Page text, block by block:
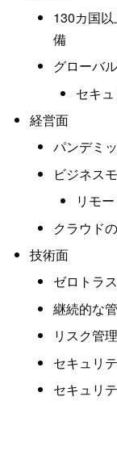
130カ国
備
グローバ
セキ
経営面
パンデミ
ビジネス
リモ
クラウド
技術面
ゼロトラ
継続的な
リスク管理
セキュリ
セキュリ